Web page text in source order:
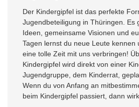
Der Kindergipfel ist das perfekte
Jugendbeteiligung in Thüringen. Es
Ideen, gemeinsame Visionen und
Tagen lernst du neue Leute kennen
eine tolle Zeit mit uns verbringen!
Kindergipfel wird direkt von einer
Jugendgruppe, dem Kinderrat,
Wenn du von Anfang an
beim Kindergipfel passiert, dann